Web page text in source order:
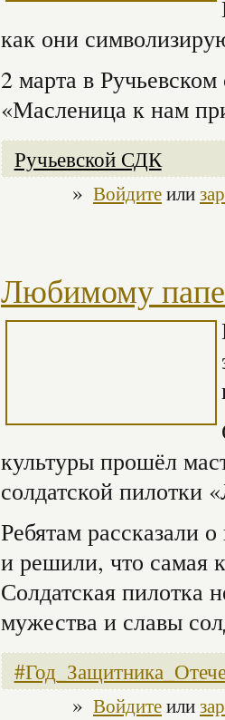
как они
2 марта в
«Масленица к нам
Ручьевской СДК
» Войдитеили
Любимому папе
культуры прошёл
солдатской пилотки
Ребятам рассказали
и решили, что самая
Солдатская пилотка
мужества и славы
» Войдитеили